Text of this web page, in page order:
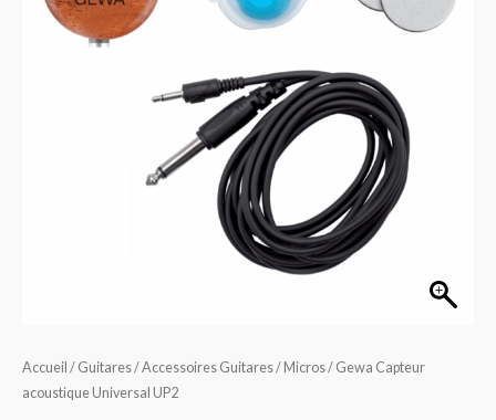
Accueil / Guitares/Accessoires Guitares/ Micros/ Gewa Capteur
acoustique Universal UP2
Universal